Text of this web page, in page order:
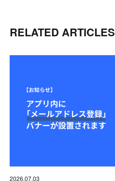
RELATED ARTICLES
2026.07.03